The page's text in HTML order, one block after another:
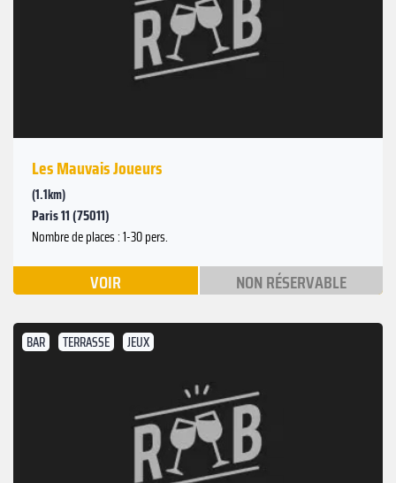
Les Mauvais Joueurs
(1.1km)
Paris 11 (75011)
Nombre de places : 1-30 pers.
VOIR NON RÉSERVABLE
BAR TERRASSE JEUX